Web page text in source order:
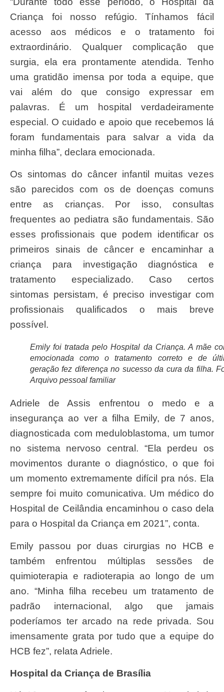
Criança foi nosso refúgio. Tínhamos fácil
acesso aos médicos e o tratamento foi
extraordinário. Qualquer complicação que
surgia, ela era prontamente atendida. Tenho
uma gratidão imensa por toda a equipe, que
vai além do que consigo expressar em
palavras. É um hospital verdadeiramente
especial. O cuidado e apoio que recebemos lá
foram fundamentais para salvar a vida da
minha filha”, declara emocionada.
Os sintomas do câncer infantil muitas vezes
são parecidos com os de doenças comuns
entre as crianças. Por isso, consultas
frequentes ao pediatra são fundamentais. São
esses profissionais que podem identificar os
primeiros sinais de câncer e encaminhar a
criança para investigação diagnóstica e
tratamento especializado. Caso certos
sintomas persistam, é preciso investigar com
profissionais qualificados o mais breve
possível.
Emily foi tratada pelo Hospital da Criança. A mãe
emocionada como o tratamento correto e de
geração fez diferença no sucesso da cura da filha.
Arquivo pessoal familiar
Adriele de Assis enfrentou o medo e a
insegurança ao ver a filha Emily, de 7 anos,
diagnosticada com meduloblastoma, um tumor
no sistema nervoso central. “Ela perdeu os
movimentos durante o diagnóstico, o que foi
um momento extremamente difícil pra nós. Ela
sempre foi muito comunicativa. Um médico do
Hospital de Ceilândia encaminhou o caso dela
para o Hospital da Criança em 2021”, conta.
Emily passou por duas cirurgias no HCB e
também enfrentou múltiplas sessões de
quimioterapia e radioterapia ao longo de um
ano. “Minha filha recebeu um tratamento de
padrão internacional, algo que jamais
poderíamos ter arcado na rede privada. Sou
imensamente grata por tudo que a equipe do
HCB fez”, relata Adriele.
Hospital da Criança de Brasília